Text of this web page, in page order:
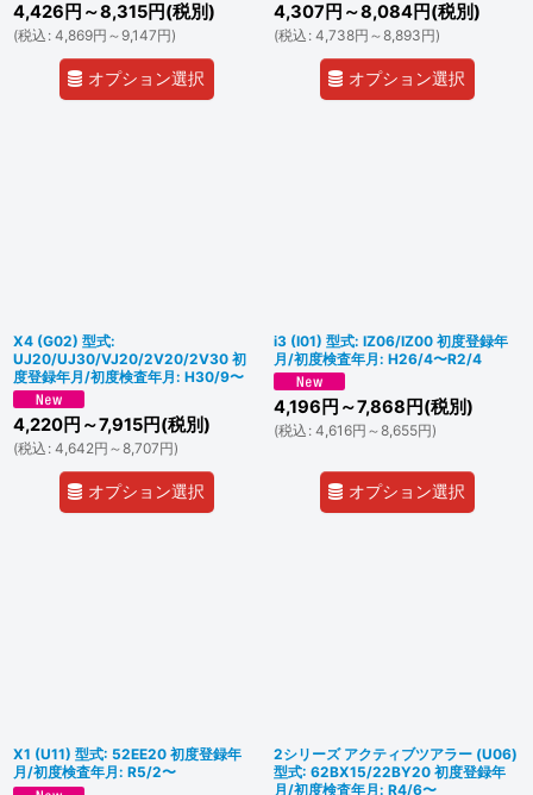
4,426 円 ～8,315円(税別)
(税込 : 4,869円 ～9,147円)
オプション選択
4,307 円 ～8,084円(税別)
(税込 : 4,738円 ～8,893円)
オプション選択
X4 (G02) 型式:
UJ20/UJ30/VJ20/2V20/2V30 初
度登録年月/初度検査年月: H30/9〜
4,220円 ～7,915円(税別)
(税込 : 4,642円 ～8,707円)
オプション選択
i3 (I01) 型式: IZ06/IZ00 初度登録年
月/初度検査年月: H26/4〜R2/4
4,196 円 ～7,868 円(税別)
(税込 : 4,616円 ～8,655円)
オプション選択
X1 (U11) 型式: 52EE20 初度登録年
月/初度検査年月: R5/2〜
2シリーズ アクティブツアラー (U06)
型式: 62BX15/22BY20 初度登録年
月/初度検査年月: R4/6〜